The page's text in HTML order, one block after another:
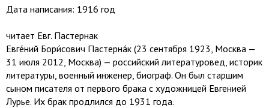
Дата написания: 1916 год
читает Евг. Пастернак
Евге́ний Бори́сович Пастерна́к (23 сентября 1923, Москва —
31 июля 2012, Москва) — российский литературовед, историк
литературы, военный инженер, биограф. Он был старшим
сыном писателя от первого брака с художницей Евгенией
Лурье. Их брак продлился до 1931 года.